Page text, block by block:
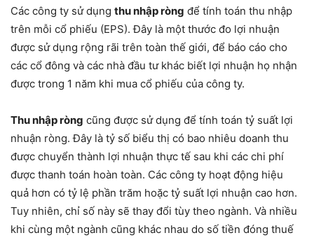
Các công ty sử dụng thu nhập ròng để tính toán thu nhập
trên mỗi cổ phiếu (EPS). Đây là một thước đo lợi nhuận
được sử dụng rộng rãi trên toàn thế giới, để báo cáo cho
các cổ đông và các nhà đầu tư khác biết lợi nhuận họ nhận
được trong 1 năm khi mua cổ phiếu của công ty.
Thu nhập ròng cũng được sử dụng để tính toán tỷ suất lợi
nhuận ròng. Đây là tỷ số biểu thị có bao nhiêu doanh thu
được chuyển thành lợi nhuận thực tế sau khi các chi phí
được thanh toán hoàn toàn. Các công ty hoạt động hiệu
quả hơn có tỷ lệ phần trăm hoặc tỷ suất lợi nhuận cao hơn.
Tuy nhiên, chỉ số này sẽ thay đổi tùy theo ngành. Và nhiều
khi cùng một ngành cũng khác nhau do số tiền đóng thuế